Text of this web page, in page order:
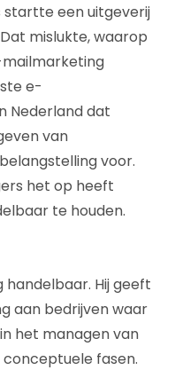
startte een uitgeverij
mislukte, waarop
e-
Nederland dat
van
voor.
het op heeft
te houden.
handelbaar. Hij geeft
aan bedrijven waar
het managen van
fasen.